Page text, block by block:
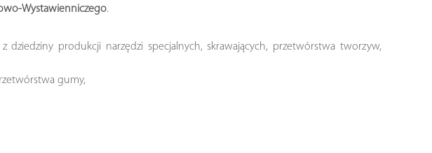
Wystawienniczego.
dziedziny produkcji narzędzi specjalnych, skrawających, przetwórstwa tworzyw,
gumy,